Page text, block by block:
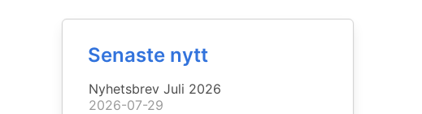
Senaste nytt
Nyhetsbrev Juli 2026
2026-07-29